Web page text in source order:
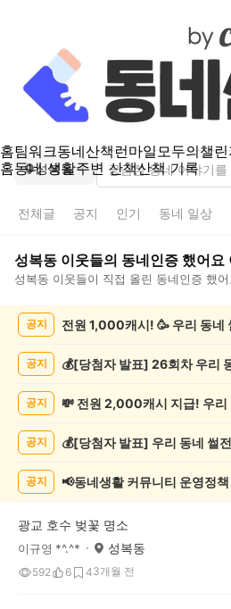
홈팀워크동네산책런마일모두의챌
홈동네 생활주변 산책산책 기록
성복동
전체글 공지 인기 동네 일상
성복동 이웃들의 동네인증 했어요
성복동 이웃들이 직접 올린 동네인증 했어
시
공지 전원 1,000캐시! 🥳 우리 동네
공지
공지
공지
공지 📢동네생활 커뮤니티 운영정
광교 호수 벚꽃 명소
이규영 *^.^* 성복동
592 6 43개월 전